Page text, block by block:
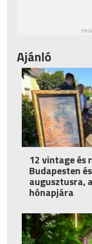
Ajánló
12 vintage és
Budapesten
augusztusra,
hónapjára